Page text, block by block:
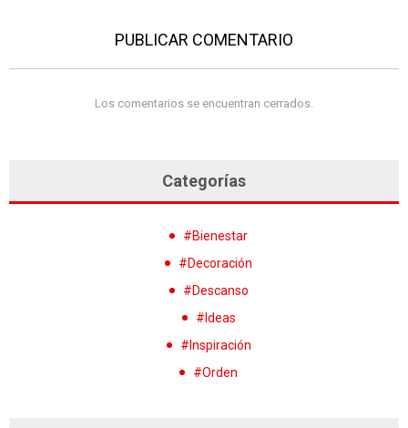
PUBLICAR COMENTARIO
Los comentarios se encuentran cerrados.
Categorías
#Bienestar
#Decoración
#Descanso
#Ideas
#Inspiración
#Orden